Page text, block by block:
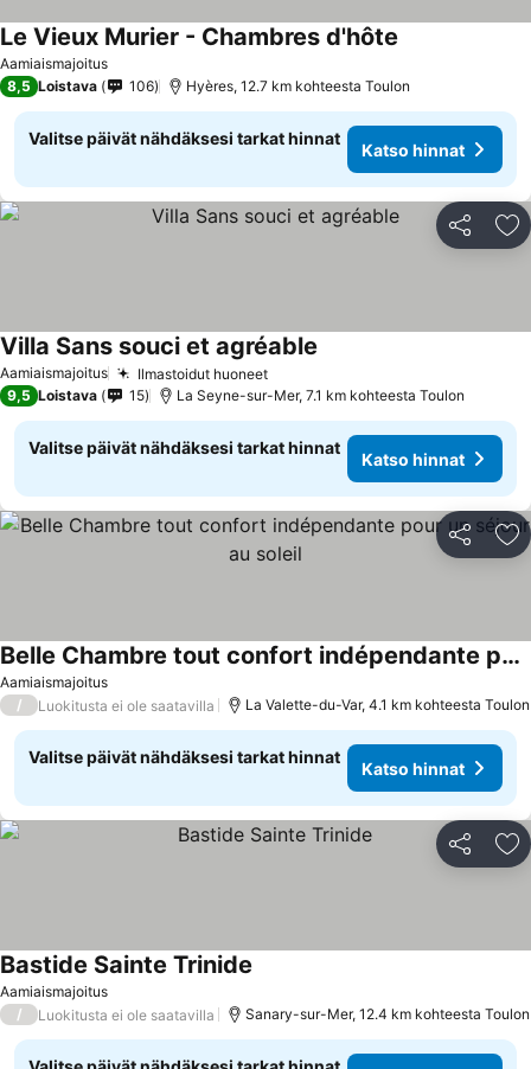
Aamiaismajoitus
Le Vieux Murier - Chambres d'hôte
8,5 Loistava 106 Hyères, 12.7 km kohteesta Toulon
Valitse päivät nähdäksesi tarkat hinnat
Katso hinnat
Jaa
Aamiaismajoitus Ilmastoidut huoneet
Villa Sans souci et agréable
9,5 Loistava 15 La Seyne-sur-Mer, 7.1 km kohteesta Toulon
Valitse päivät nähdäksesi tarkat hinnat
Katso hinnat
Jaa
Aamiaismajoitus
Belle Chambre tout confort indépendante pour un séjour au soleil
/ Luokitusta ei ole saatavilla La Valette-du-Var, 4.1 km kohteesta Toulon
Valitse päivät nähdäksesi tarkat hinnat
Katso hinnat
Jaa
Aamiaismajoitus
Bastide Sainte Trinide
/ Luokitusta ei ole saatavilla Sanary-sur-Mer, 12.4 km kohteesta Toulon